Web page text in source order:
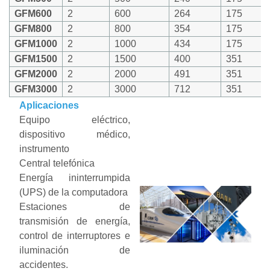
GFM600
2 600 264 175
GFM800
2 800 354 175
GFM1000
2 1000 434 175
GFM1500
2 1500 400 351
GFM2000
2 2000 491 351
GFM3000
2 3000 712 351
Aplicaciones
Equipo eléctrico,
dispositivo médico,
instrumento
Central telefónica
Energía ininterrumpida
(UPS) de la computadora
Estaciones de
transmisión de energía,
control de interruptores e
iluminación de
accidentes.